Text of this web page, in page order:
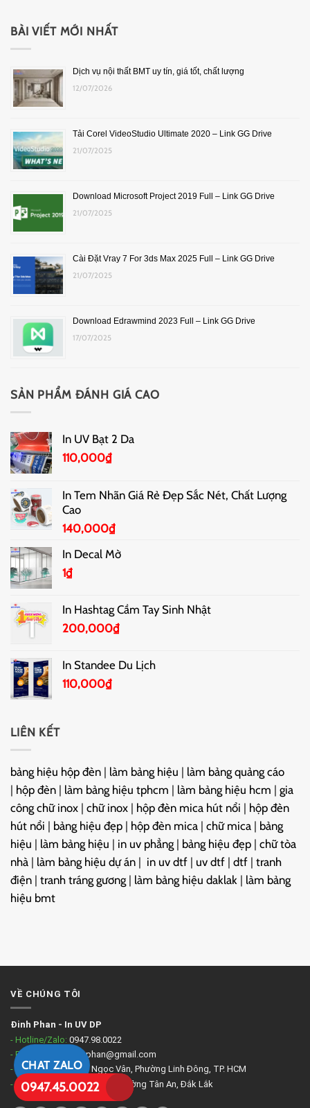
CHAT ZALO
0947.45.0022
BÀI VIẾT MỚI NHẤT
Dịch vụ nội thất BMT uy tín, giá tốt, chất lượng
12/07/2026
Tải Corel VideoStudio Ultimate 2020 – Link GG Drive
21/07/2025
Download Microsoft Project 2019 Full – Link GG Drive
21/07/2025
Cài Đặt Vray 7 For 3ds Max 2025 Full – Link GG Drive
21/07/2025
Download Edrawmind 2023 Full – Link GG Drive
17/07/2025
SẢN PHẨM ĐÁNH GIÁ CAO
In UV Bạt 2 Da
110,000₫
In Tem Nhãn Giá Rẻ Đẹp Sắc Nét, Chất Lượng
Cao
140,000₫
In Decal Mờ
1₫
In Hashtag Cầm Tay Sinh Nhật
200,000₫
In Standee Du Lịch
110,000₫
LIÊN KẾT
bảng hiệu hộp đèn | làm bảng hiệu | làm bảng quảng cáo
| hộp đèn | làm bảng hiệu tphcm | làm bảng hiệu hcm | gia
công chữ inox | chữ inox | hộp đèn mica hút nổi | hộp đèn
hút nổi | bảng hiệu đẹp | hộp đèn mica | chữ mica | bảng
hiệu | làm bảng hiệu | in uv phẳng | bảng hiệu đẹp | chữ tòa
nhà | làm bảng hiệu dự án | in uv dtf | uv dtf | dtf | tranh
điện | tranh tráng gương | làm bảng hiệu daklak | làm bảng
hiệu bmt
VỀ CHÚNG TÔI
Đinh Phan - In UV DP
- Hotline/Zalo: 0947.98.0022
- Email:
quanlv.dinhphan@gmail.com
- Xưởng 1: 234/3 Tô Ngọc Vân, Phường Linh Đông, TP. HCM
- Xưởng 2: 185 Lý Thái Tổ, Phường Tân An, Đắk Lắk